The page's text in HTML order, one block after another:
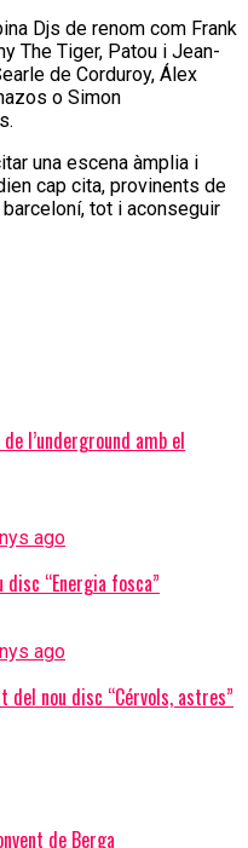
Djs de renom com Frank
The Tiger, Patou i Jean-
de Corduroy, Álex
o Simon
una escena àmplia i
cap cita, provinents de
tot i aconseguir
l’underground amb el
ago
“Energia fosca”
ago
del nou disc “Cérvols, astres”
de Berga